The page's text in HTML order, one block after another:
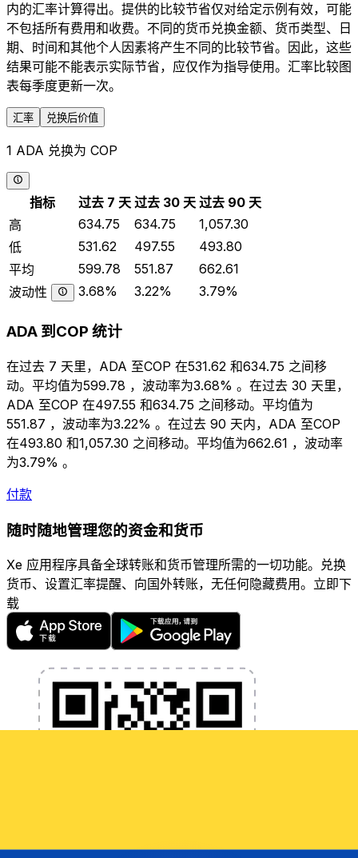
内的汇率计算得出。提供的比较节省仅对给定示例有效，可能
不包括所有费用和收费。不同的货币兑换金额、货币类型、日
期、时间和其他个人因素将产生不同的比较节省。因此，这些
结果可能不能表示实际节省，应仅作为指导使用。汇率比较图
表每季度更新一次。
汇率 兑换后价值
1 ADA 兑换为 COP
指标 过去 7 天 过去 30 天 过去 90 天
高
634.75 634.75
1,057.30
低
531.62 497.55
493.80
平均
599.78 551.87
662.61
波动性
3.68% 3.22% 3.79%
ADA 到COP 统计
在过去 7 天里，ADA 至COP 在531.62 和634.75 之间移
动。平均值为599.78 ，波动率为3.68% 。在过去 30 天里，
ADA 至COP 在497.55 和634.75 之间移动。平均值为
551.87 ，波动率为3.22% 。在过去 90 天内，ADA 至COP
在493.80 和1,057.30 之间移动。平均值为662.61 ，波动率
为3.79% 。
付款
随时随地管理您的资金和货币
Xe 应用程序具备全球转账和货币管理所需的一切功能。兑换
货币、设置汇率提醒、向国外转账，无任何隐藏费用。立即下
载